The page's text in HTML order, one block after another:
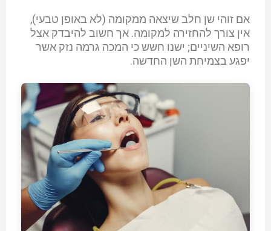
אם זוהי שן חלב שיצאה ממקומה (לא באופן טבעי),
אין צורך להחזירה למקומה. אך חשוב להיבדק אצל
רופא השיניים; ישנו חשש כי המכה גרמה נזק אשר
יפגע בצמיחת השן החדשה.